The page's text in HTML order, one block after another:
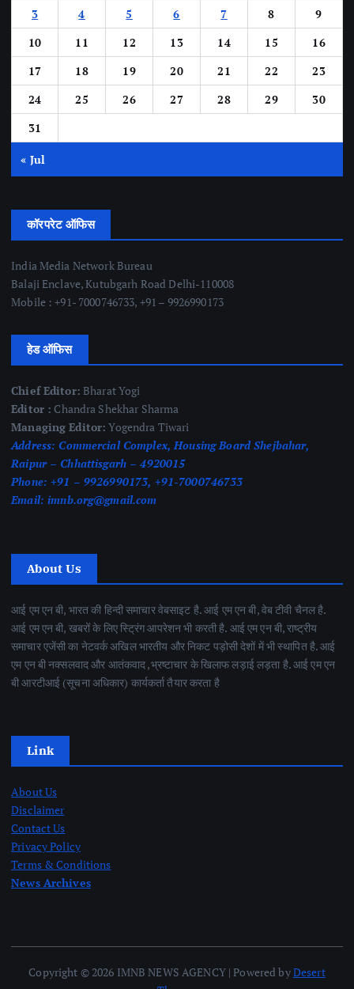
3
4 5 6 7 8
9
10
11 12 13 14 15
16
17
18 19 20 21 22
23
24
25 26 27 28 29
30
31
« Jul
कॉरपरेट ऑफिस
India Media Network Bureau
Balaji Enclave, Kutubgarh Road Delhi-110008
Mobile : +91- 7000746733, +91 – 9926990173
हेड ऑफिस
Chief Editor: Bharat Yogi
Editor : Chandra Shekhar Sharma
Managing Editor: Yogendra Tiwari
Address: Commercial Complex, Housing Board Shejbahar,
Raipur – Chhattisgarh – 4920015
Phone: +91 – 9926990173, +91-7000746733
Email: imnb.org@gmail.com
About Us
आई एम एन बी, भारत की हिन्दी समाचार वेबसाइट है. आई एम एन बी, वेब टीवी चैनल है.
आई एम एन बी, खबरों के लिए स्ट्रिंग आपरेशन भी करती है. आई एम एन बी, राष्ट्रीय
समाचार एजेंसी का नेटवर्क अखिल भारतीय और निकट पड़ोसी देशों में भी स्थापित है. आई
एम एन बी नक्सलवाद और आतंकवाद ,भ्रष्टाचार के खिलाफ लड़ाई लड़ता है. आई एम एन
बी आरटीआई (सूचना अधिकार) कार्यकर्ता तैयार करता है
Link
About Us
Disclaimer
Contact Us
Privacy Policy
Terms & Conditions
News Archives
Copyright © 2026 IMNB NEWS AGENCY | Powered byDesert